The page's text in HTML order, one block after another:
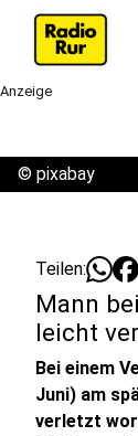
Anzeige
© pixabay
Teilen:
Mann
leicht
Bei einem
Juni) am
verletzt